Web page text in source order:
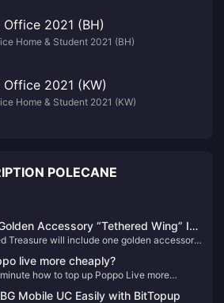
2021 (BH)
Home & Student 2021 (BH)
2021 (KW)
Home & Student 2021 (KW)
POLECANE
Accessory “Tethered Wing” Is
an Ice Prince Now!
Treasure will include one golden accessory
attack, footsteps, connection lines, and
live more cheaply?
how to top up Poppo Live more
Mobile UC Easily with BitTopup